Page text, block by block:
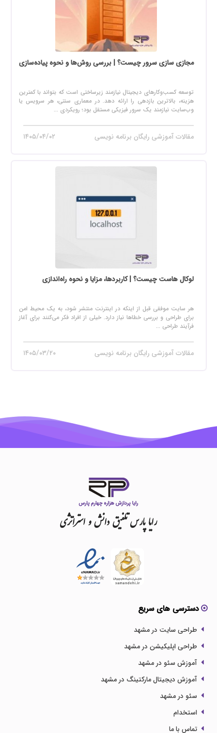
مجازی سازی سرور چیست؟ | بررسی روش‌ها و نحوه پیاده‌سازی
توسعه کسب‌وکارهای دیجیتال نیازمند زیرساختی است که بتواند با کمترین
هزینه، بالاترین بازدهی را ارائه دهد. در معماری سنتی، هر سرویس یا
وب‌سایت نیازمند یک سرور فیزیکی مستقل بود؛ رویکردی ...
مقالات آموزشی رایگان برنامه نویسی ۱۴۰۵/۰۴/۰۲
لوکال هاست چیست؟ | کاربردها، مزایا و نحوه راه‌اندازی
هر سایت موفقی قبل از اینکه در اینترنت منتشر شود، به یک محیط امن
برای طراحی و بررسی خطاها نیاز دارد. خیلی از افراد فکر می‌کنند برای آغاز
فرآیند طراحی ...
مقالات آموزشی رایگان برنامه نویسی ۱۴۰۵/۰۳/۲۰
رایاپارستلفیقدانشواستراتژی
دسترسی های سریع
طراحی سایت در مشهد
طراحی اپلیکیشن در مشهد
آموزش سئو در مشهد
آموزش دیجیتال مارکتینگ در مشهد
سئو در مشهد
استخدام
تماس با ما